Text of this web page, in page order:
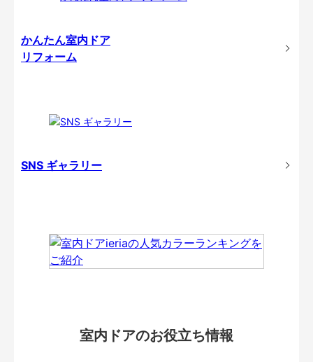
かんたん室内ドア
リフォーム
SNS ギャラリー
室内ドアのお役立ち情報